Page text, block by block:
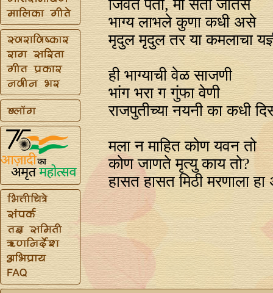
जिवंत पती, मी सती जातसे
भाग्य लाभले कुणा कधी असे
मृदुल मृदुल तर या कमलाचा
ही भाग्याची वेळ साजणी
भांग भरा ग गुंफा वेणी
राजपुतीच्या नयनी का कधी
मला न माहित कोण यवन तो
कोण जाणते मृत्यु काय तो?
हासत हासत मिठी मरणाला